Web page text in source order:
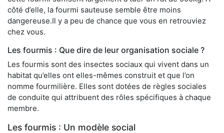
côté d’elle, la fourmi sauteuse semble être moins
dangereuse.Il y a peu de chance que vous en retrouviez
chez vous.
Les fourmis : Que dire de leur organisation sociale ?
Les fourmis sont des insectes sociaux qui vivent dans un
habitat qu’elles ont elles-mêmes construit et que l’on
nomme fourmilière. Elles sont dotées de règles sociales
de conduite qui attribuent des rôles spécifiques à chaque
membre.
Les fourmis : Un modèle social